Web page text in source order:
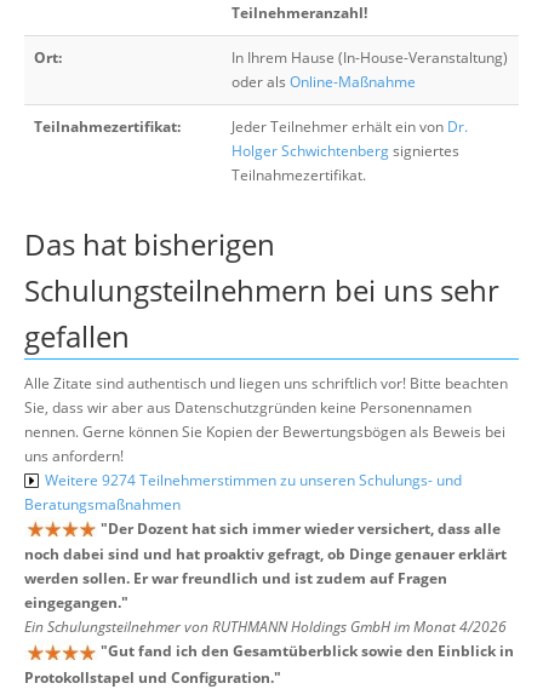
Teilnehmeranzahl!
Ort:
In Ihrem Hause (In-House-Veranstaltung)
oder als Online-Maßnahme
Teilnahmezertifikat: Jeder Teilnehmer erhält ein von Dr.
Holger Schwichtenbergsigniertes
Teilnahmezertifikat.
Das hat bisherigen
Schulungsteilnehmern bei uns sehr
gefallen
Alle Zitate sind authentisch und liegen uns schriftlich vor! Bitte beachten
Sie, dass wir aber aus Datenschutzgründen keine Personennamen
nennen. Gerne können Sie Kopien der Bewertungsbögen als Beweis bei
uns anfordern!
Weitere 9274 Teilnehmerstimmen zu unseren Schulungs- und
Beratungsmaßnahmen
"Der Dozent hat sich immer wieder versichert, dass alle
noch dabei sind und hat proaktiv gefragt, ob Dinge genauer erklärt
werden sollen. Er war freundlich und ist zudem auf Fragen
eingegangen."
Ein Schulungsteilnehmer von RUTHMANN Holdings GmbH im Monat 4/2026
"Gut fand ich den Gesamtüberblick sowie den Einblick in
Protokollstapel und Configuration."